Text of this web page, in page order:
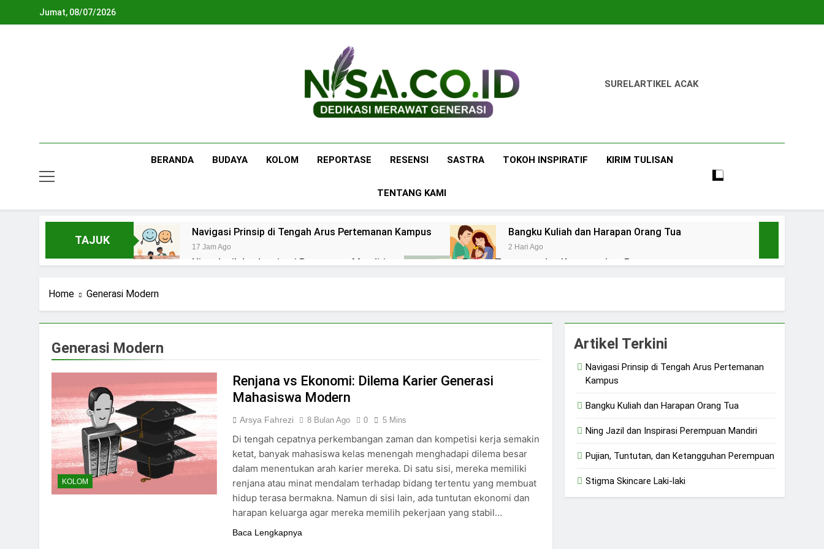
Jumat, 08/07/2026
Nisa.co.id
SURELARTIKEL ACAK
BERANDA BUDAYA KOLOM REPORTASE RESENSI SASTRA TOKOH INSPIRATIF KIRIM TULISAN
TENTANG KAMI
TAJUK
Navigasi Prinsip di Tengah Arus Pertemanan Kampus
17 Jam Ago
Bangku Kuliah dan Harapan Orang Tua
2 Hari Ago
Ning Jazil dan Inspirasi Perempuan Mandiri Pujian, Tuntutan, dan Ketangguhan Perempuan
Standar Kecantikan di Media Sosial Budaya Flexing di Media Sosial
Home Generasi Modern
Generasi Modern
KOLOM
Renjana vs Ekonomi: Dilema Karier Generasi
Mahasiswa Modern
Arsya Fahrezi 8 Bulan Ago 0 5 Mins
Di tengah cepatnya perkembangan zaman dan kompetisi kerja semakin
ketat, banyak mahasiswa kelas menengah menghadapi dilema besar
dalam menentukan arah karier mereka. Di satu sisi, mereka memiliki
renjana atau minat mendalam terhadap bidang tertentu yang membuat
hidup terasa bermakna. Namun di sisi lain, ada tuntutan ekonomi dan
harapan keluarga agar mereka memilih pekerjaan yang stabil…
Baca Lengkapnya
Artikel Terkini
Navigasi Prinsip di Tengah Arus Pertemanan
Kampus
Bangku Kuliah dan Harapan Orang Tua
Ning Jazil dan Inspirasi Perempuan Mandiri
Pujian, Tuntutan, dan Ketangguhan Perempuan
Stigma Skincare Laki-laki